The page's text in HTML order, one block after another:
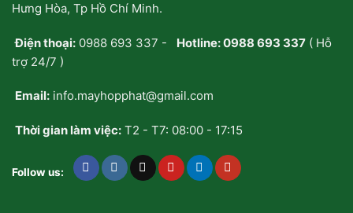
Hưng Hòa, Tp Hồ Chí Minh.
Điện thoại: 0988 693 337 - Hotline:0988 693 337 ( Hỗ
trợ 24/7 )
Email: info.mayhopphat@gmail.com
Thời gian làm việc: T2 - T7: 08:00 - 17:15
Follow us: